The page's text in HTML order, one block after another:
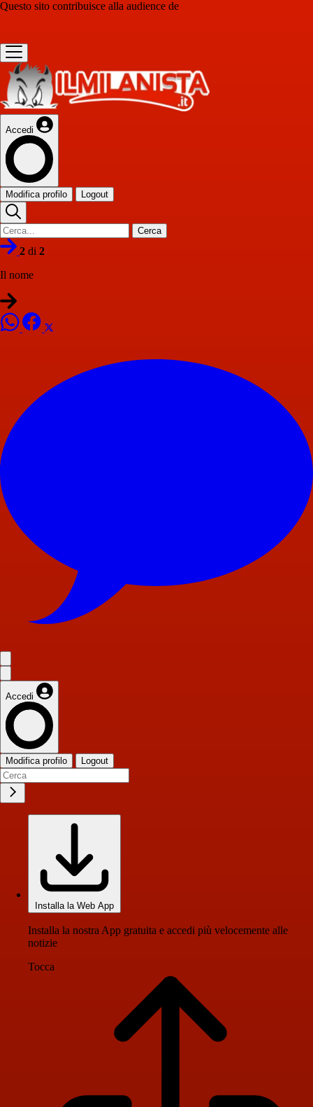
Questo sito contribuisce alla audience de
Accedi
Modifica profilo Logout
Cerca
2 di 2
Il nome
Accedi
Modifica profilo Logout
Installa la Web App
Installa la nostra App gratuita e accedi più velocemente alle
notizie
Tocca